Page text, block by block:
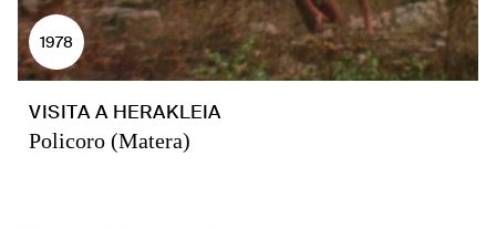
1978
VISITA A HERAKLEIA
Policoro (Matera)